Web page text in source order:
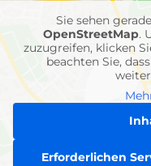
Sie sehen
OpenStreetMap.
zuzugreifen, klicken
beachten Sie,
Erforderlichen